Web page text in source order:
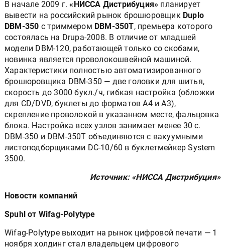
В начале 2009 г.«НИССА Дистрибуция» планирует
вывести на российский рынок брошюровщик Duplo
DBM-350 с триммером DBM-350T, премьера которого
состоялась на Drupa-2008. В отличие от младшей
модели DBM-120, работающей только со скобами,
новинка является проволокошвейной машиной.
Характеристики полностью автоматизированного
брошюровщика DBM-350 — две головки для шитья,
скорость до 3000 букл./ч, гибкая настройка (обложки
для CD/DVD, буклеты до форматов A4 и A3),
скрепление проволокой в указанном месте, фальцовка
блока. Настройка всех узлов занимает менее 30 с.
DBM-350 и DBM-350T объединяются с вакуумными
листоподборщиками DC-10/60 в буклетмейкер System
3500.
Источник: «НИССА Дистрибуция»
Новости компаний
Spuhl от Wifag-Polytype
Wifag-Polytype выходит на рынок цифровой печати — 1
ноября холдинг стал владельцем цифрового